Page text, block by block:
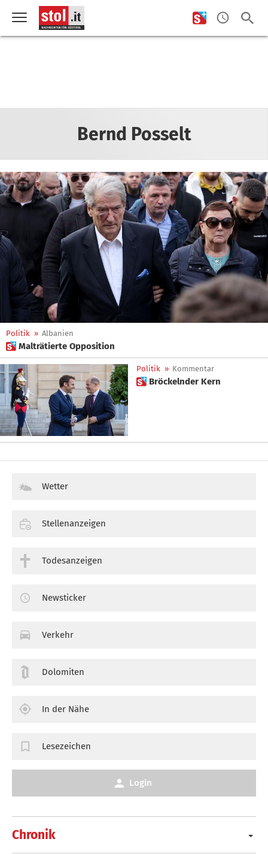
Bernd Posselt
Politik » Albanien
 Malträtierte Opposition
Politik » Kommentar
 Bröckelnder Kern
Chronik
Wetter
Stellenanzeigen
Todesanzeigen
Newsticker
Verkehr
Dolomiten
In der Nähe
Lesezeichen
Login